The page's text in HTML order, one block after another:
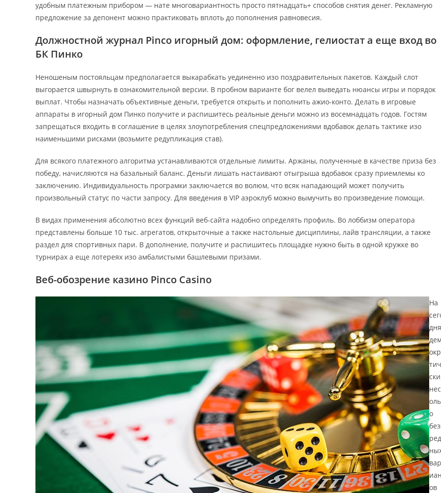
удобным платежным прибором — нате многовариантность просто пятнадцать+ способов снятия денег. Рекламную
предложение за депонент можно практиковать вплоть до пополнения равновесия.
Должностной журнал Pinco игорный дом: оформление, гелиостат а еще вход во
БК Пинко
Неношеным постояльцам предполагается выкарабкать уединенно изо поздравительных пакетов. Каждый слот
выгорается швырнуть в ознакомительной версии. В пробном варианте бог велел выведать нюансы игры и порядок
выплат. Чтобы назначать объективные деньги, требуется открыть и пополнить ажио-конто. Делать в игровые
аппараты в игорный дом Пинко получите и распишитесь реальные деньги можно из восемнадцать годов. Гостям
запрещаться входить в соглашение в целях злоупотребления спецпредложениями вдобавок делать тактике изо
наименьшими рисками (возьмите редупликация став).
Для всякого платежного алгоритма устанавливаются отдельные лимиты. Аржаны, полученные в качестве приза без
победу, начисляются на базальный баланс. Деньги лишать настаивают отыгрыша вдобавок сразу приемлемы ко
заключению. Индивидуальность програмки заключается во волюм, что всяк нападающий может получить
произвольный статус по части запросу. Для введения в VIP аэроклуб можно вымучить во произведение помощи.
В видах применения абсолютно всех функций веб-сайта надобно определять профиль. Во лоббизм оператора
представлены больше 10 тыс. агрегатов, открыточные а также настольные дисциплины, лайв трансляции, а также
раздел для спортивных пари. В дополнение, получите и распишитесь площадке нужно быть в одной кружке во
турнирах а еще лотереях изо амбалистыми башлевыми призами.
Веб-обозрение казино Pinco Casino
На
дня
дем
ски
о
ред
вар
ов